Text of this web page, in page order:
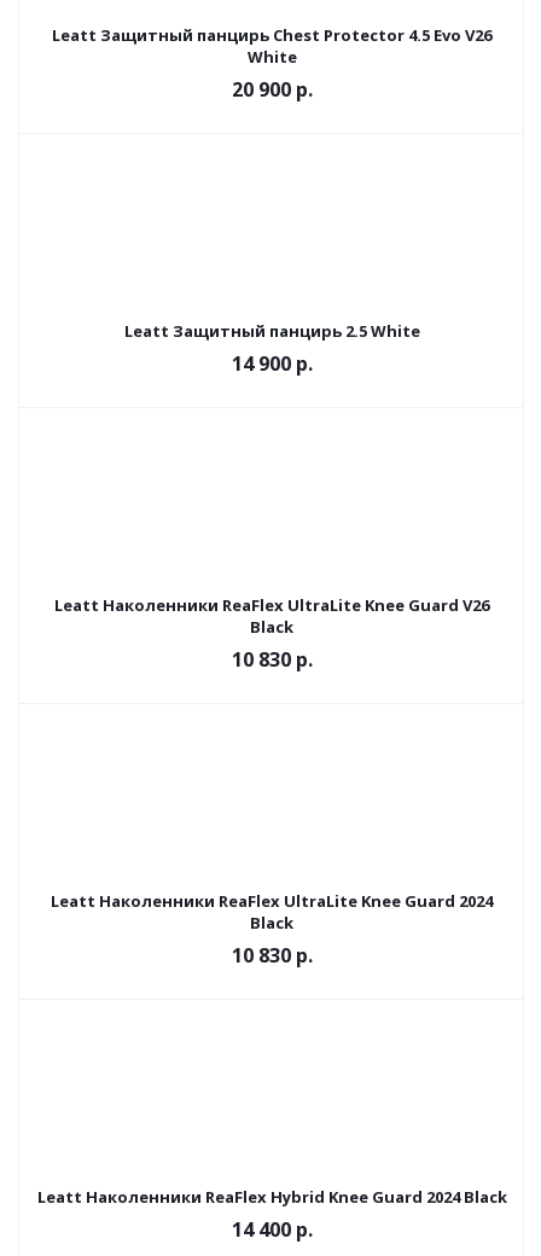
Leatt Защитный панцирь Chest Protector 4.5 Evo V26
White
20 900 р.
Leatt Защитный панцирь 2.5 White
14 900 р.
Leatt Наколенники ReaFlex UltraLite Knee Guard V26
Black
10 830 р.
Leatt Наколенники ReaFlex UltraLite Knee Guard 2024
Black
10 830 р.
Leatt Наколенники ReaFlex Hybrid Knee Guard 2024 Black
14 400 р.